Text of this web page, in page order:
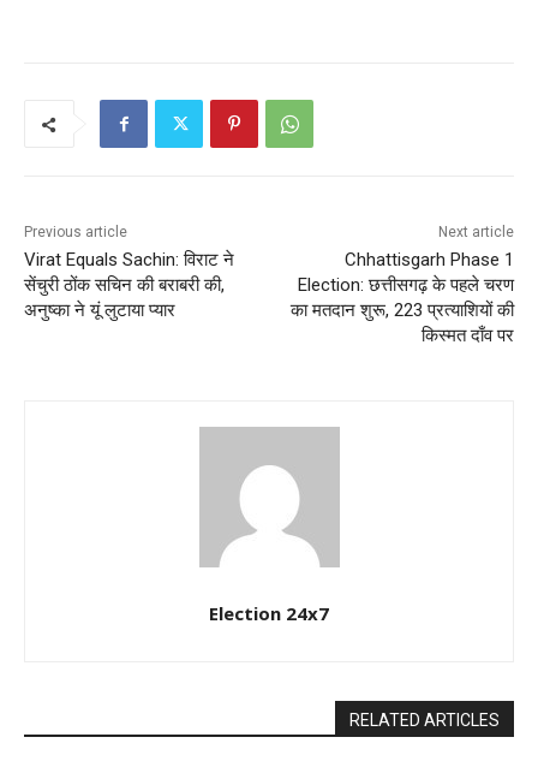
Previous article
Virat Equals Sachin: विराट ने
सेंचुरी ठोंक सचिन की बराबरी की,
अनुष्का ने यूं लुटाया प्यार
Next article
Chhattisgarh Phase 1
Election: छत्तीसगढ़ के पहले चरण
का मतदान शुरू, 223 प्रत्याशियों की
किस्मत दाँव पर
Election 24x7
RELATED ARTICLES